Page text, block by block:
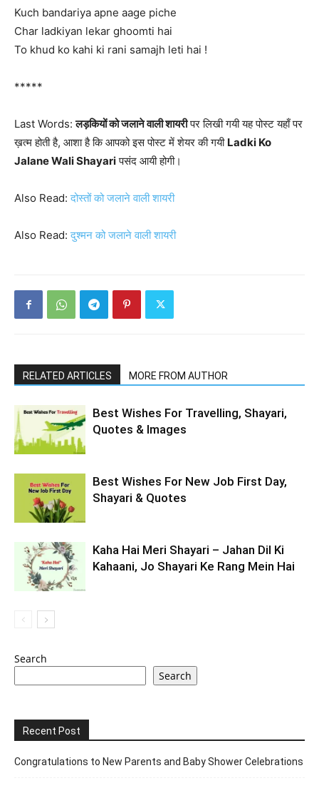
Kuch bandariya apne aage piche
Char ladkiyan lekar ghoomti hai
To khud ko kahi ki rani samajh leti hai !
*****
Last Words:लड़कियों को जलाने वाली शायरीपर लिखी गयी यह पोस्ट यहाँ पर
ख़त्म होती है, आशा है कि आपको इस पोस्ट में शेयर की गयी Ladki Ko
Jalane Wali Shayariपसंद आयी होगी।
Also Read:दोस्तों को जलाने वाली शायरी
Also Read:दुश्मन को जलाने वाली शायरी
RELATED ARTICLES MORE FROM AUTHOR
Best Wishes For Travelling, Shayari,
Quotes & Images
Best Wishes For New Job First Day,
Shayari & Quotes
Kaha Hai Meri Shayari – Jahan Dil Ki
Kahaani, Jo Shayari Ke Rang Mein Hai
Search
Search
Recent Post
Congratulations to New Parents and Baby Shower Celebrations